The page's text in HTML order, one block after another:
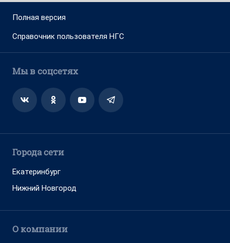
Полная версия
Справочник пользователя НГС
Мы в соцсетях
Города сети
Екатеринбург
Нижний Новгород
О компании